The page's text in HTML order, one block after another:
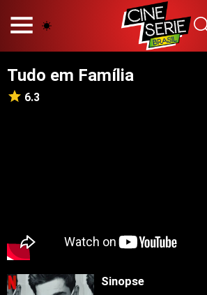
PRINCÍPIOS EDITORIAIS
POLÍTICA DE PRIVACIDADE
Filmes
Novelas
Tudo em Família
6.3
Sinopse